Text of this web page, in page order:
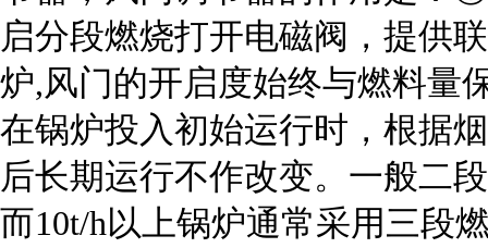
启分段燃烧打开电磁阀，提供
炉,风门的开启度始终与燃料量
在锅炉投入初始运行时，根据
后长期运行不作改变。一般二
而10t/h以上锅炉通常采用三段